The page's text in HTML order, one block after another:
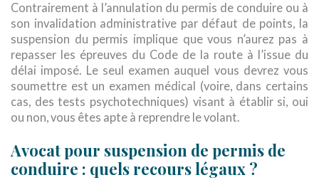
Contrairement à l’annulation du permis de conduire ou à
son invalidation administrative par défaut de points, la
suspension du permis implique que vous n’aurez pas à
repasser les épreuves du Code de la route à l’issue du
délai imposé. Le seul examen auquel vous devrez vous
soumettre est un examen médical (voire, dans certains
cas, des tests psychotechniques) visant à établir si, oui
ou non, vous êtes apte à reprendre le volant.
Avocat pour suspension de permis de
conduire : quels recours légaux ?